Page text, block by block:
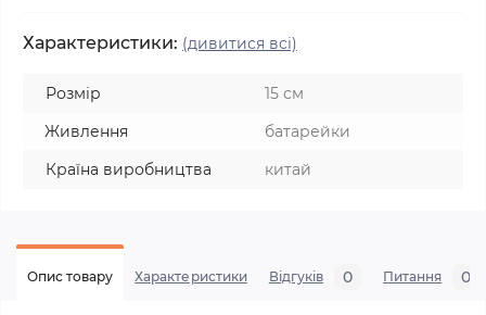
Характеристики: (дивитися всі)
Розмір
15 см
Живлення
батарейки
Країна виробництва
китай
Опис товару Характеристики Відгуків 0 Питання 0